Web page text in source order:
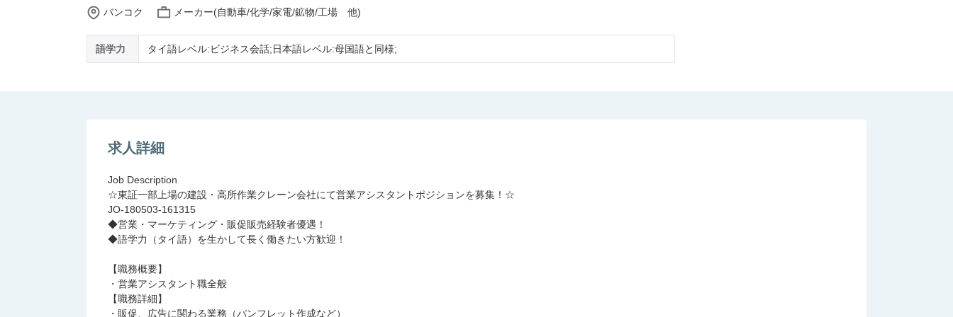
バンコク メーカー(自動車/化学/家電/鉱物/工場 他)
語学力 タイ語レベル:ビジネス会話;日本語レベル:母国語と同様;
求人詳細
Job Description
☆東証一部上場の建設・高所作業クレーン会社にて営業アシスタントポジションを募集！☆
JO-180503-161315
◆営業・マーケティング・販促販売経験者優遇！
◆語学力（タイ語）を生かして長く働きたい方歓迎！
【職務概要】
・営業アシスタント職全般
【職務詳細】
・販促、広告に関わる業務（パンフレット作成など）